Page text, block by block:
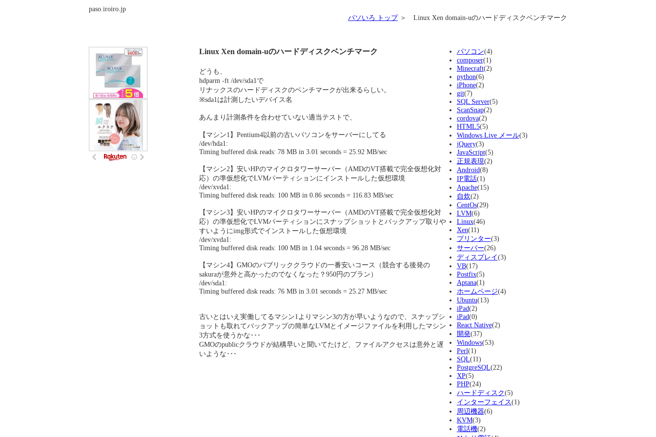
paso.iroiro.jp
パソいろ トップ＞ Linux Xen domain-uのハードディスクベンチマーク
Linux Xen domain-uのハードディスクベンチマーク
どうも、
hdparm -ft /dev/sda1で
リナックスのハードディスクのベンチマークが出来るらしい。
※sda1は計測したいデバイス名
あんまり計測条件を合わせていない適当テストで、
【マシン1】Pentium4以前の古いパソコンをサーバーにしてる
/dev/hda1:
Timing buffered disk reads: 78 MB in 3.01 seconds = 25.92 MB/sec
【マシン2】安いHPのマイクロタワーサーバー（AMDのVT搭載で完全仮想化対
応）の準仮想化でLVMパーティションにインストールした仮想環境
/dev/xvda1:
Timing buffered disk reads: 100 MB in 0.86 seconds = 116.83 MB/sec
【マシン3】安いHPのマイクロタワーサーバー（AMDのVT搭載で完全仮想化対
応）の準仮想化でLVMパーティションにスナップショットとバックアップ取りや
すいようにimg形式でインストールした仮想環境
/dev/xvda1:
Timing buffered disk reads: 100 MB in 1.04 seconds = 96.28 MB/sec
【マシン4】GMOのパブリッククラウドの一番安いコース（競合する後発の
sakuraが意外と高かったのでなくなった？950円のプラン）
/dev/sda1:
Timing buffered disk reads: 76 MB in 3.01 seconds = 25.27 MB/sec
古いとはいえ実働してるマシン1よりマシン3の方が早いようなので、スナップシ
ョットも取れてバックアップの簡単なLVMとイメージファイルを利用したマシン
3方式を使うかな･･･
GMOのpublicクラウドが結構早いと聞いてたけど、ファイルアクセスは意外と遅
いような･･･
パソコン(4)
composer(1)
Minecraft(2)
python(6)
iPhone(2)
git(7)
SQL Server(5)
ScanSnap(2)
cordova(2)
HTML5(5)
Windows Live メール(3)
jQuery(3)
JavaScript(5)
正規表現(2)
Android(8)
IP電話(1)
Apache(15)
自炊(2)
CentOs(29)
LVM(6)
Linux(46)
Xen(11)
プリンター(3)
サーバー(26)
ディスプレイ(3)
VB(17)
Postfix(5)
Aptana(1)
ホームページ(4)
Ubuntu(13)
iPad(2)
iPad(0)
React Native(2)
開発(37)
Windows(53)
Perl(1)
SQL(11)
PostgreSQL(22)
XP(5)
PHP(24)
ハードディスク(5)
インターフェイス(1)
周辺機器(6)
KVM(3)
電話機(2)